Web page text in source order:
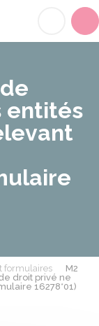
entités
formulaires
M2
droit privé ne
16278*01)